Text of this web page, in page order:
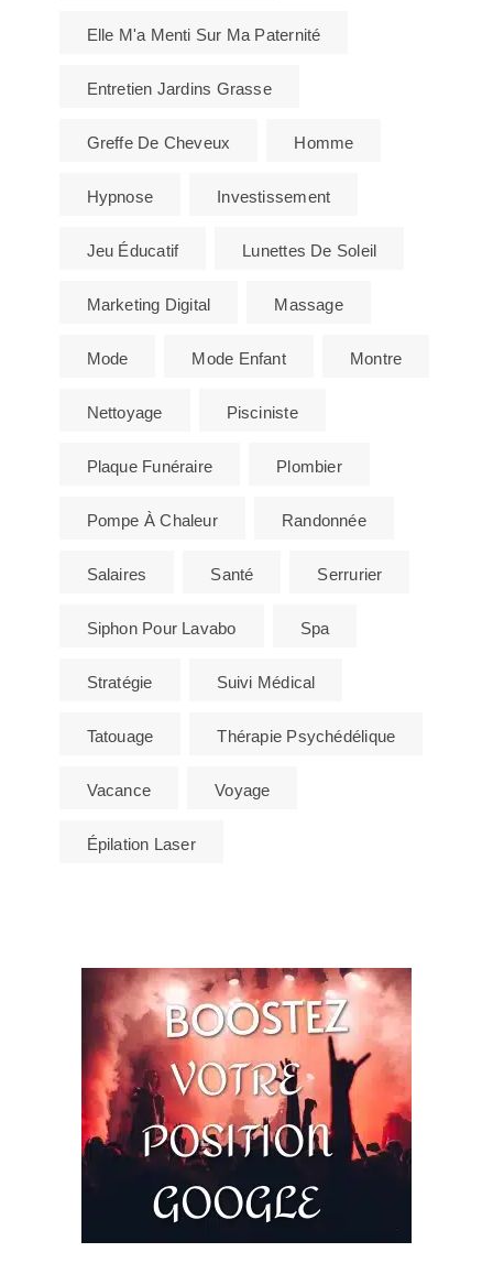
Elle M'a Menti Sur Ma Paternité
Entretien Jardins Grasse
Greffe De Cheveux Homme
Hypnose Investissement
Jeu Éducatif Lunettes De Soleil
Marketing Digital Massage
Mode Mode Enfant Montre
Nettoyage Pisciniste
Plaque Funéraire Plombier
Pompe À Chaleur Randonnée
Salaires Santé Serrurier
Siphon Pour Lavabo Spa
Stratégie Suivi Médical
Tatouage Thérapie Psychédélique
Vacance Voyage
Épilation Laser